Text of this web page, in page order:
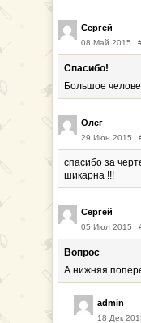
Сергей
08 Май 2015
Спасибо!
Большое
Олег
29 Июн 2015
спасибо за
шикарна !!!
Сергей
05 Июл 2015
Вопрос
А нижняя
admin
18 Дек